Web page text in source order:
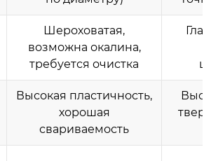
Шероховатая,
возможна окалина,
требуется очистка
Высокая пластичность,
хорошая
свариваемость